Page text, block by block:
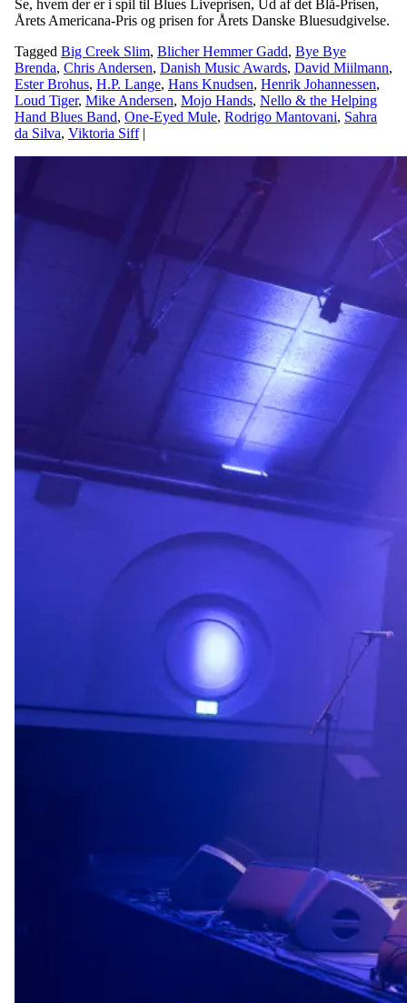
Se, hvem der er i spil til Blues Liveprisen, Ud af det Blå-Prisen,
Årets Americana-Pris og prisen for Årets Danske Bluesudgivelse.
Tagged Big Creek Slim, Blicher Hemmer Gadd, Bye Bye
Brenda, Chris Andersen, Danish Music Awards, David Miilmann,
Ester Brohus, H.P. Lange, Hans Knudsen, Henrik Johannessen,
Loud Tiger, Mike Andersen, Mojo Hands, Nello & the Helping
Hand Blues Band, One-Eyed Mule, Rodrigo Mantovani, Sahra
da Silva, Viktoria Siff |